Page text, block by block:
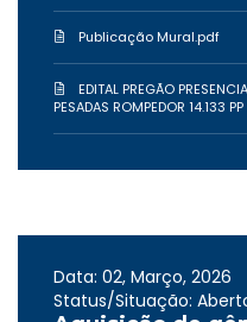
Publicação Mural.pdf
EDITAL PREGÃO
PESADAS ROMPEDOR 14.133
Data: 02, Março, 2026
Status/Situação: